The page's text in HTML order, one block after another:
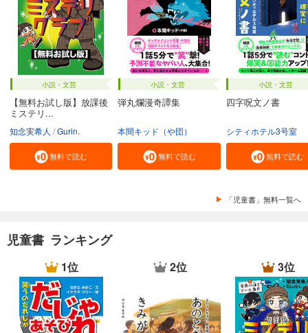
小説・文芸
【無料お試し版】放課後
ミステリ...
知念実希人 Gurin.
無料で読む
小説・文芸
弾丸爛漫奇譚集
本間キッド（や団）
無料で読む
小説・文芸
四字呪文ノ書
シティホテル3号室
無料で読む
「児童書」無料一覧へ
児童書 ランキング
1位 2位 3位